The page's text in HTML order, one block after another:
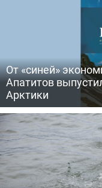
От «синей»
Апатитов
Арктики